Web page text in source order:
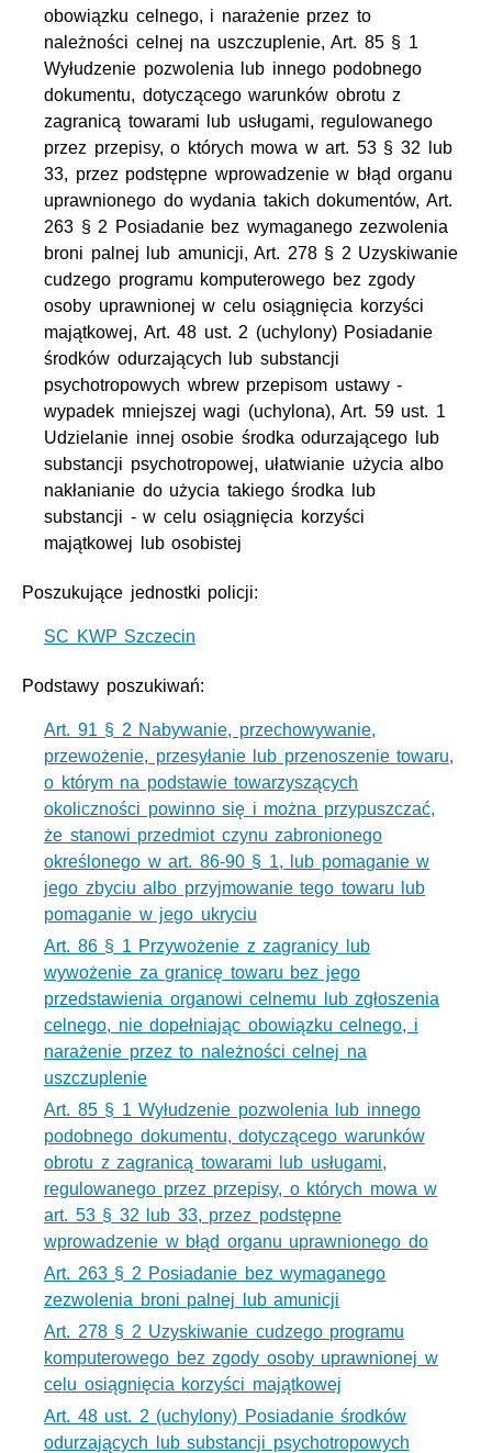
obowiązku celnego, i narażenie przez to
należności celnej na uszczuplenie, Art. 85 § 1
Wyłudzenie pozwolenia lub innego podobnego
dokumentu, dotyczącego warunków obrotu z
zagranicą towarami lub usługami, regulowanego
przez przepisy, o których mowa w art. 53 § 32 lub
33, przez podstępne wprowadzenie w błąd organu
uprawnionego do wydania takich dokumentów, Art.
263 § 2 Posiadanie bez wymaganego zezwolenia
broni palnej lub amunicji, Art. 278 § 2 Uzyskiwanie
cudzego programu komputerowego bez zgody
osoby uprawnionej w celu osiągnięcia korzyści
majątkowej, Art. 48 ust. 2 (uchylony) Posiadanie
środków odurzających lub substancji
psychotropowych wbrew przepisom ustawy -
wypadek mniejszej wagi (uchylona), Art. 59 ust. 1
Udzielanie innej osobie środka odurzającego lub
substancji psychotropowej, ułatwianie użycia albo
nakłanianie do użycia takiego środka lub
substancji - w celu osiągnięcia korzyści
majątkowej lub osobistej
Poszukujące jednostki policji:
SC KWP Szczecin
Podstawy poszukiwań:
Art. 91 § 2 Nabywanie, przechowywanie,
przewożenie, przesyłanie lub przenoszenie towaru,
o którym na podstawie towarzyszących
okoliczności powinno się i można przypuszczać,
że stanowi przedmiot czynu zabronionego
określonego w art. 86-90 § 1, lub pomaganie w
jego zbyciu albo przyjmowanie tego towaru lub
pomaganie w jego ukryciu
Art. 86 § 1 Przywożenie z zagranicy lub
wywożenie za granicę towaru bez jego
przedstawienia organowi celnemu lub zgłoszenia
celnego, nie dopełniając obowiązku celnego, i
narażenie przez to należności celnej na
uszczuplenie
Art. 85 § 1 Wyłudzenie pozwolenia lub innego
podobnego dokumentu, dotyczącego warunków
obrotu z zagranicą towarami lub usługami,
regulowanego przez przepisy, o których mowa w
art. 53 § 32 lub 33, przez podstępne
wprowadzenie w błąd organu uprawnionego do
Art. 263 § 2 Posiadanie bez wymaganego
zezwolenia broni palnej lub amunicji
Art. 278 § 2 Uzyskiwanie cudzego programu
komputerowego bez zgody osoby uprawnionej w
celu osiągnięcia korzyści majątkowej
Art. 48 ust. 2 (uchylony) Posiadanie środków
odurzających lub substancji psychotropowych